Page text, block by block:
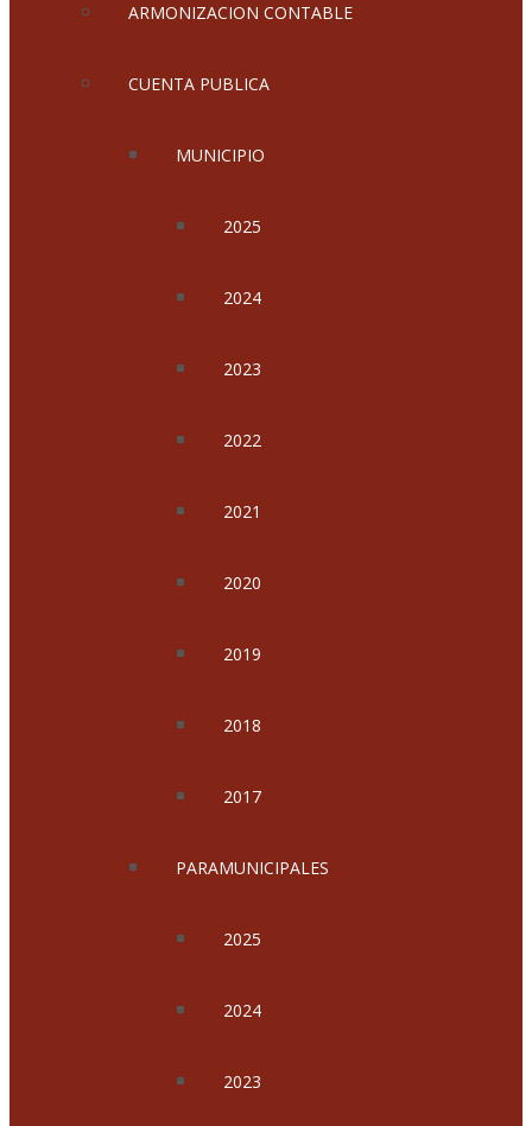
ARMONIZACION CONTABLE
CUENTA PUBLICA
MUNICIPIO
2025
2024
2023
2022
2021
2020
2019
2018
2017
PARAMUNICIPALES
2025
2024
2023